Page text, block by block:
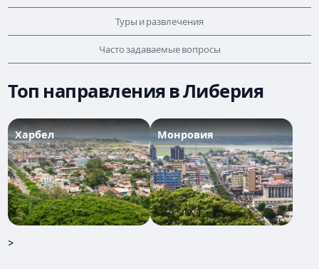
Туры и развлечения
Часто задаваемые вопросы
Топ направления в Либерия
Харбел Монровия
>